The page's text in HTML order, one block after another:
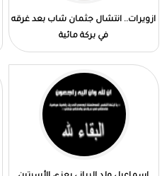
ازويرات.. انتشال جثمان شاب بعد غرقه
في بركة مائية